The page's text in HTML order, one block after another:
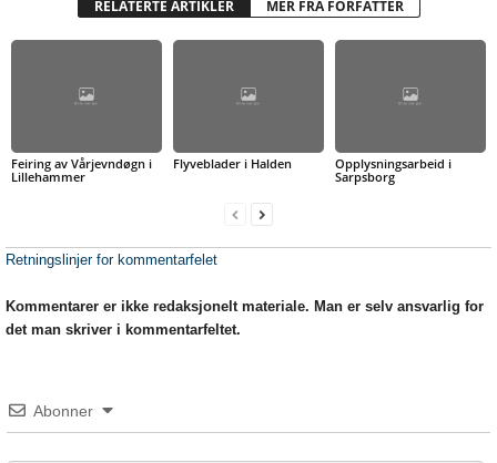
RELATERTE ARTIKLER MER FRA FORFATTER
Feiring av Vårjevndøgn i
Lillehammer
Flyveblader i Halden
Opplysningsarbeid i
Sarpsborg
Retningslinjer for kommentarfelet
Kommentarer er ikke redaksjonelt materiale. Man er selv ansvarlig for
det man skriver i kommentarfeltet.
Abonner